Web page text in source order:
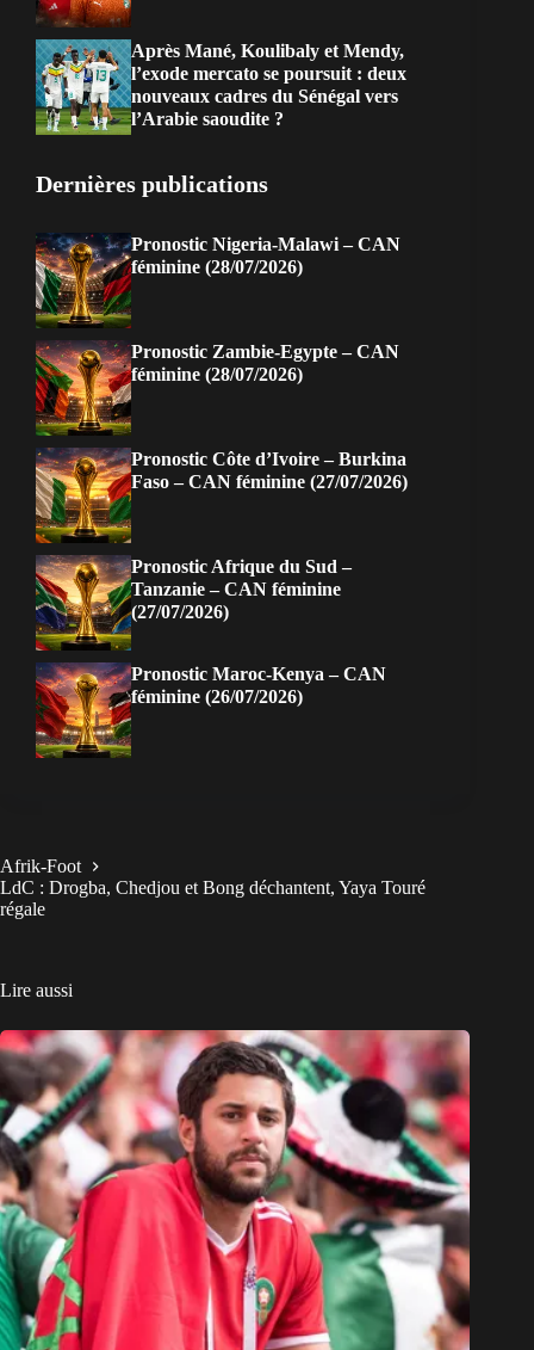
Après Mané, Koulibaly et Mendy,
l’exode mercato se poursuit : deux
nouveaux cadres du Sénégal vers
l’Arabie saoudite ?
Dernières publications
Pronostic Nigeria-Malawi – CAN
féminine (28/07/2026)
Pronostic Zambie-Egypte – CAN
féminine (28/07/2026)
Pronostic Côte d’Ivoire – Burkina
Faso – CAN féminine (27/07/2026)
Pronostic Afrique du Sud –
Tanzanie – CAN féminine
(27/07/2026)
Pronostic Maroc-Kenya – CAN
féminine (26/07/2026)
Afrik-Foot
LdC : Drogba, Chedjou et Bong déchantent, Yaya Touré
régale
Lire aussi